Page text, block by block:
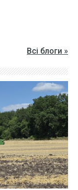
Всі блоги »